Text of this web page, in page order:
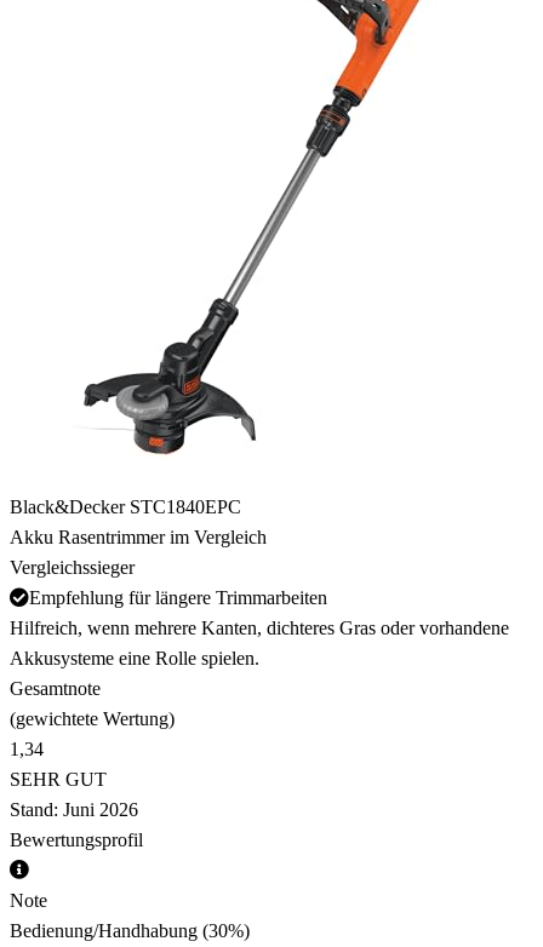
Black&Decker STC1840EPC
Akku Rasentrimmer im Vergleich
Vergleichssieger
Empfehlung für längere Trimmarbeiten
Hilfreich, wenn mehrere Kanten, dichteres Gras oder vorhandene
Akkusysteme eine Rolle spielen.
Gesamtnote
(gewichtete Wertung)
1,34
SEHR GUT
Stand: Juni 2026
Bewertungsprofil
Note
Bedienung/Handhabung (30%)